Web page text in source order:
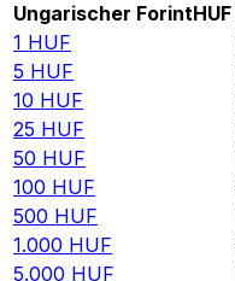
Ungarischer ForintHUF
1 HUF
5 HUF
10 HUF
25 HUF
50 HUF
100 HUF
500 HUF
1.000 HUF
5.000 HUF